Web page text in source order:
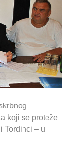
koji se proteže
Tordinci – u